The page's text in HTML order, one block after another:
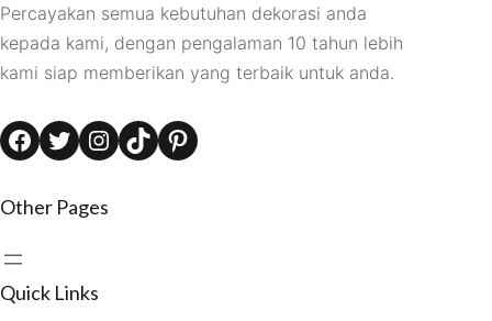
Percayakan semua kebutuhan dekorasi anda
kepada kami, dengan pengalaman 10 tahun lebih
kami siap memberikan yang terbaik untuk anda.
Facebook Twitter Instagram TikTok Pinterest
Other Pages
Quick Links